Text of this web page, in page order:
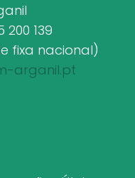
200 139
fixa nacional)
arganil.pt